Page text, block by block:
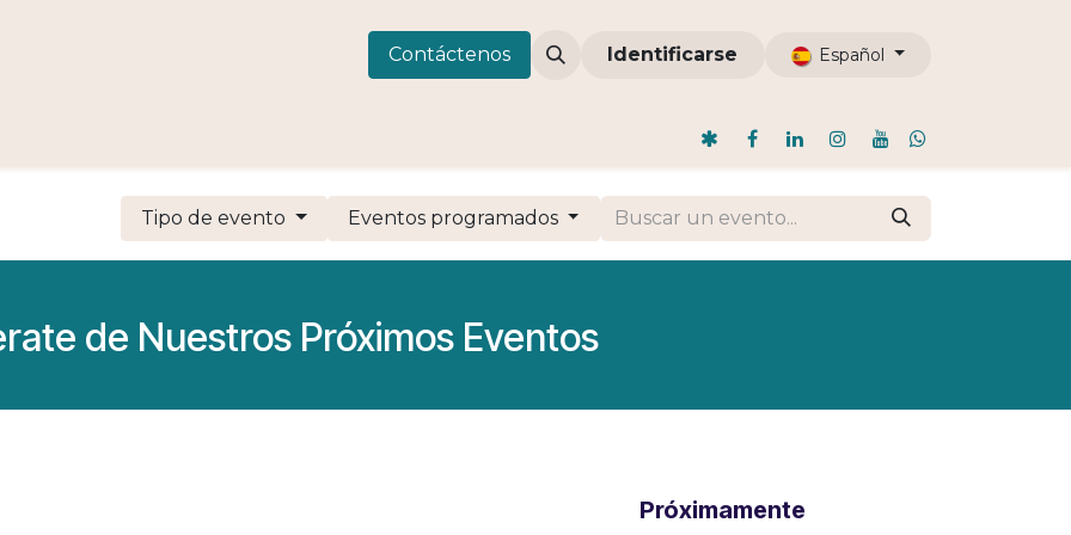
Eventos Comunidades ODI Nosotros Blog
Contáctenos Identificarse Español
Tipo de evento Eventos programados
de Nuestros Próximos Eventos
Próximamente